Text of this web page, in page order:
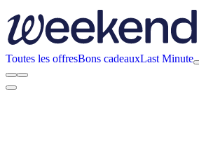
Toutes les offresBons cadeauxLast Minute